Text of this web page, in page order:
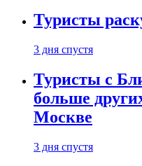
Туристы
3 дня спустя
Туристы с
больше
Москве
3 дня спустя